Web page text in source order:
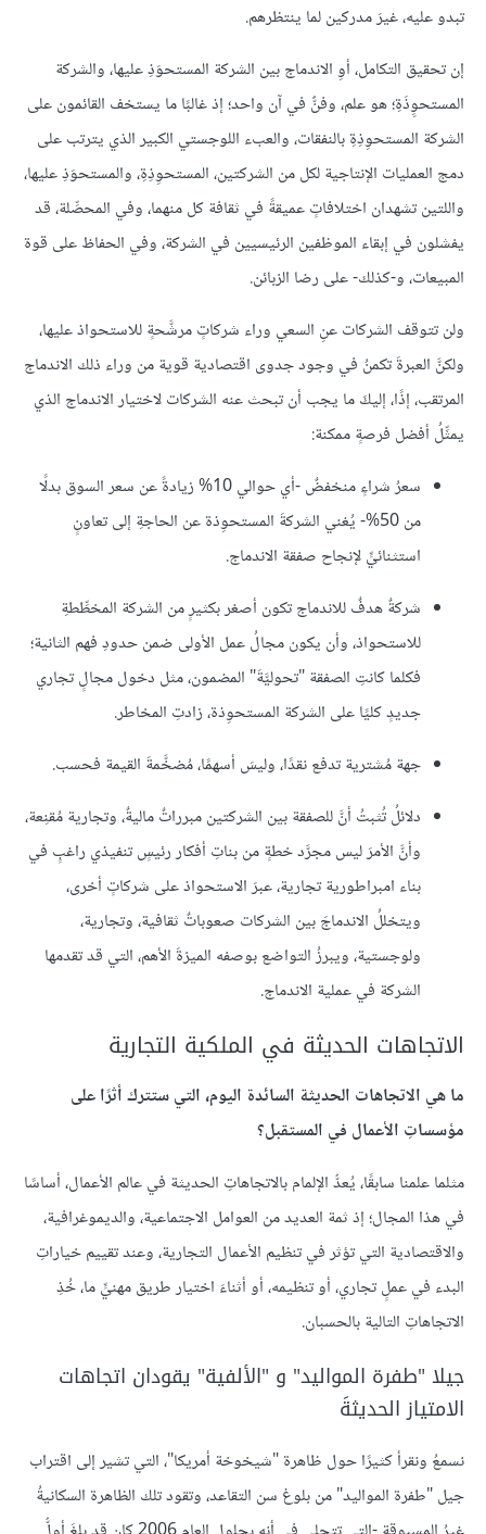
تبدو عليه، غيرَ مدركين لما ينتظرهم.
إن تحقيق التكامل، أوِ الاندماج بين الشركة المستحوَذِ عليها، والشركة
المستحوِِذَةِ؛ هو علم، وفنٌّ في آن واحد؛ إذ غالبًا ما يستخف القائمون على
الشركة المستحوِذِةِ بالنفقات، والعبء اللوجستي الكبير الذي يترتب على
دمج العمليات الإنتاجية لكل من الشركتين، المستحوِذِةِ، والمستحوَذِ عليها،
واللتين تشهدان اختلافاتٍ عميقةً في ثقافة كل منهما، وفي المحصِّلة، قد
يفشلون في إبقاء الموظفين الرئيسيين في الشركة، وفي الحفاظ على قوة
المبيعات، و-كذلك- على رضا الزبائن.
ولن تتوقف الشركات عنِ السعي وراء شركاتٍ مرشَّحةٍ للاستحواذ عليها،
ولكنَّ العبرةَ تكمنُ في وجود جدوى اقتصادية قوية من وراء ذلك الاندماج
المرتقب، إذًا، إليكَ ما يجب أن تبحث عنه الشركات لاختيار الاندماج الذي
يمثِّلُ أفضل فرصةٍ ممكنة:
سعرُ شراءٍ منخفضٌ -أي حوالي 10% زيادةً عن سعر السوق بدلًا
من 50%- يُغني الشركةَ المستحوِذة عن الحاجةِ إلى تعاونٍ
استثنائيٍّ لإنجاح صفقة الاندماج.
شركةٌ هدفٌ للاندماج تكون أصغر بكثيرٍ من الشركة المخطِّطةِ
للاستحواذ، وأن يكون مجالُ عمل الأولى ضمن حدودِ فهم الثانية؛
فكلما كانتِ الصفقة "تحوليَّةَ" المضمون، مثل دخول مجالٍ تجاري
جديدٍ كليًا على الشركة المستحوِذة، زادتِ المخاطر.
جهة مُشترية تدفع نقدًا، وليسَ أسهمًا، مُضخَّمةَ القيمة فحسب.
دلائلُ تُثبتُ أنَّ للصفقة بين الشركتين مبرراتٌ ماليةٌ، وتجارية مُقنِعة،
وأنَّ الأمرَ ليس مجرَّد خطةٍ من بناتِ أفكار رئيسٍ تنفيذي راغبٍ في
بناء امبراطورية تجارية، عبرَ الاستحواذ على شركاتٍ أخرى،
ويتخللُ الاندماجَ بين الشركات صعوباتٌ ثقافية، وتجارية،
ولوجستية، ويبرزُ التواضع بوصفه الميزةَ الأهم، التي قد تقدمها
الشركة في عملية الاندماج.
الاتجاهات الحديثة في الملكية التجارية
ما هي الاتجاهات الحديثة السائدة اليوم، التي ستترك أثرًا على
مؤسساتِ الأعمال في المستقبل؟
مثلما علمنا سابقًا، يُعدُّ الإلمام بالاتجاهاتِ الحديثة في عالم الأعمال، أساسًا
في هذا المجال؛ إذ ثمة العديد من العوامل الاجتماعية، والديموغرافية،
والاقتصادية التي تؤثر في تنظيم الأعمال التجارية، وعند تقييم خياراتِ
البدء في عملٍ تجاري، أو تنظيمه، أو أثناءَ اختيار طريق مهنيٍّ ما، خُذِ
الاتجاهاتِ التالية بالحسبان.
جيلا "طفرة المواليد" و "الألفية" يقودان اتجاهات
الامتياز الحديثةَ
نسمعُ ونقرأ كثيرًا حول ظاهرة "شيخوخة أمريكا"، التي تشير إلى اقتراب
جيل "طفرة المواليد" من بلوغ سن التقاعد، وتقود تلك الظاهرة السكانيةُ